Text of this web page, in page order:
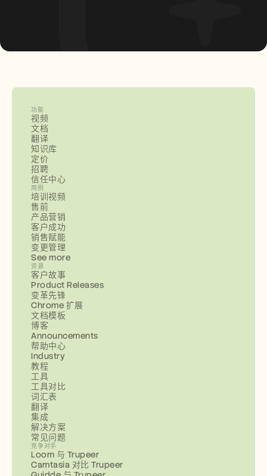
功能
视频
文档
翻译
知识库
定价
招聘
信任中心
用例
培训视频
售前
产品营销
客户成功
销售赋能
变更管理
See more
资源
客户故事
Product Releases
变革先锋
Chrome 扩展
文档模板
博客
Announcements
帮助中心
Industry
教程
工具
工具对比
词汇表
翻译
集成
解决方案
常见问题
竞争对手
Loom 与 Trupeer
Camtasia 对比 Trupeer